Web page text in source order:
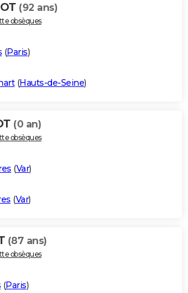
(92 ans)
obsèques
(Paris)
(Hauts-de-Seine)
(0 an)
obsèques
(Var)
(Var)
(87 ans)
obsèques
(Paris)